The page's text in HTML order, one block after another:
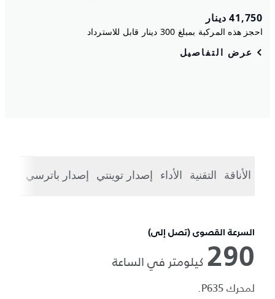
الأناقة التقنية الأداء إصدار توينتي إصدار باترسي
السرعة القصوى (تصل إلى)
290 كيلومتر في الساعة
لمحرك P635.